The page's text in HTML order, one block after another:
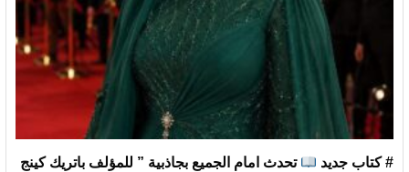
# كتاب جديد
تحدث امام الجميع بجاذبية ” للمؤلف باتريك كينج